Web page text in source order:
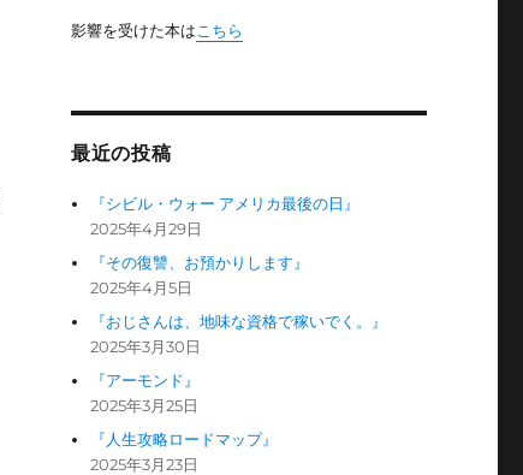
影響を受けた本はこちら
最近の投稿
『シビル・ウォー アメリカ最後の日』
2025年4月29日
『その復讐、お預かりします』
2025年4月5日
『おじさんは、地味な資格で稼いでく。』
2025年3月30日
『アーモンド』
2025年3月25日
『人生攻略ロードマップ』
2025年3月23日